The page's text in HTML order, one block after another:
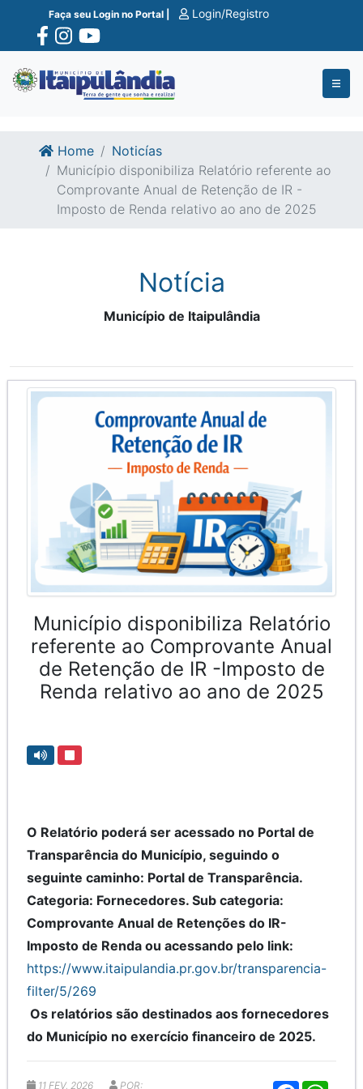
Ir para o conte�do
Ir para o fim do conte�do
Faça seu Login no Portal | Login/Registro
Home
Noticías
Município disponibiliza Relatório referente ao
Comprovante Anual de Retenção de IR -
Imposto de Renda relativo ao ano de 2025
Notícia
Município de Itaipulândia
Município disponibiliza Relatório
referente ao Comprovante Anual
de Retenção de IR -Imposto de
Renda relativo ao ano de 2025
O Relatório poderá ser acessado no Portal de
Transparência do Município, seguindo o
seguinte caminho: Portal de Transparência.
Categoria: Fornecedores. Sub categoria:
Comprovante Anual de Retenções do IR-
Imposto de Renda ou acessando pelo link:
https://www.itaipulandia.pr.gov.br/transparencia-
filter/5/269
Os relatórios são destinados aos fornecedores
do Município no exercício financeiro de 2025.
11 FEV, 2026 POR: